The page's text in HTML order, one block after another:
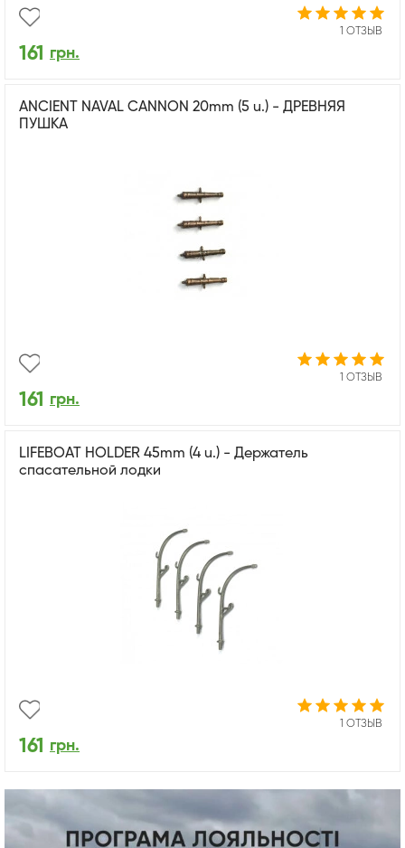
1 ОТЗЫВ
161 грн.
ANCIENT NAVAL CANNON 20mm (5 u.) - ДРЕВНЯЯ
ПУШКА
1 ОТЗЫВ
161 грн.
LIFEBOAT HOLDER 45mm (4 u.) - Держатель
спасательной лодки
1 ОТЗЫВ
161 грн.